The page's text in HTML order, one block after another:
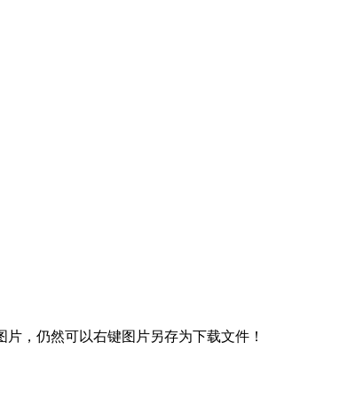
，仍然可以右键图片另存为下载文件！